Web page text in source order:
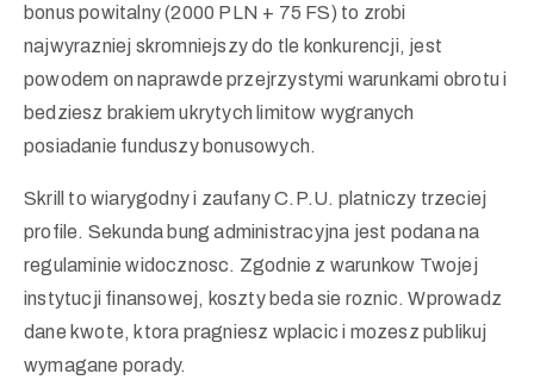
bonus powitalny (2000 PLN + 75 FS) to zrobi
najwyrazniej skromniejszy do tle konkurencji, jest
powodem on naprawde przejrzystymi warunkami obrotu i
bedziesz brakiem ukrytych limitow wygranych
posiadanie funduszy bonusowych.
Skrill to wiarygodny i zaufany C.P.U. platniczy trzeciej
profile. Sekunda bung administracyjna jest podana na
regulaminie widocznosc. Zgodnie z warunkow Twojej
instytucji finansowej, koszty beda sie roznic. Wprowadz
dane kwote, ktora pragniesz wplacic i mozesz publikuj
wymagane porady.